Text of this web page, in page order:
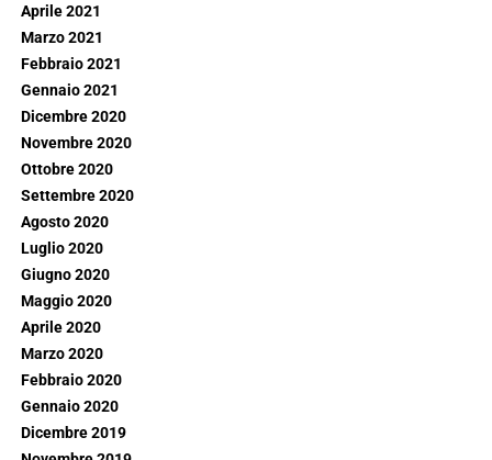
Aprile 2021
Marzo 2021
Febbraio 2021
Gennaio 2021
Dicembre 2020
Novembre 2020
Ottobre 2020
Settembre 2020
Agosto 2020
Luglio 2020
Giugno 2020
Maggio 2020
Aprile 2020
Marzo 2020
Febbraio 2020
Gennaio 2020
Dicembre 2019